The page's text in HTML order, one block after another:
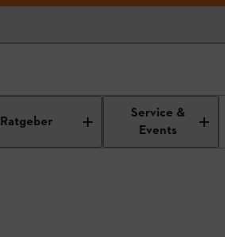
Ratgeber
Service &
Events